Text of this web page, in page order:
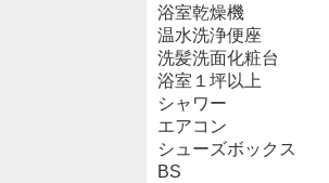
浴室乾燥機
温水洗浄便座
洗髪洗面化粧台
浴室１坪以上
シャワー
エアコン
シューズボックス
BS